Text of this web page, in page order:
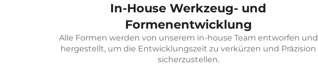
In-House Werkzeug- und
Formenentwicklung
Alle Formen werden von unserem in-house Team entworfen und
hergestellt, um die Entwicklungszeit zu verkürzen und Präzision
sicherzustellen.